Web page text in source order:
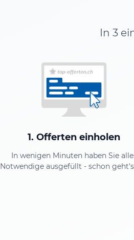
In 3
1. Offerten einholen
In wenigen Minuten haben Sie
Notwendige ausgefüllt - schon